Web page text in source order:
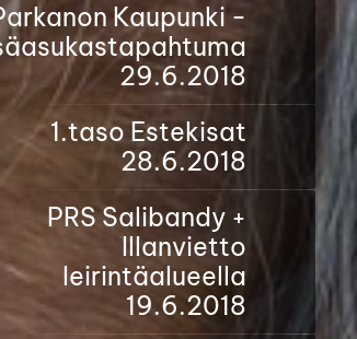
Kaupunki -
29.6.2018
1.taso Estekisat
28.6.2018
PRS Salibandy +
Illanvietto
leirintäalueella
19.6.2018